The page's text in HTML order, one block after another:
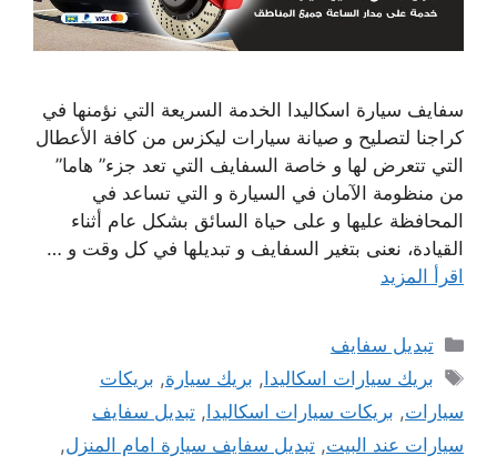
سفايف سيارة اسكاليدا الخدمة السريعة التي نؤمنها في
كراجنا لتصليح و صيانة سيارات ليكزس من كافة الأعطال
التي تتعرض لها و خاصة السفايف التي تعد جزء” هاما”
من منظومة الآمان في السيارة و التي تساعد في
المحافظة عليها و على حياة السائق بشكل عام أثناء
القيادة، نعنى بتغير السفايف و تبديلها في كل وقت و …
اقرأ المزيد
التصنيفات
تبديل سفايف
الوسوم
بريك سيارات اسكاليدا , بريك سيارة, بريكات
سيارات, بريكات سيارات اسكاليدا , تبديل سفايف
سيارات عند البيت, تبديل سفايف سيارة امام المنزل,